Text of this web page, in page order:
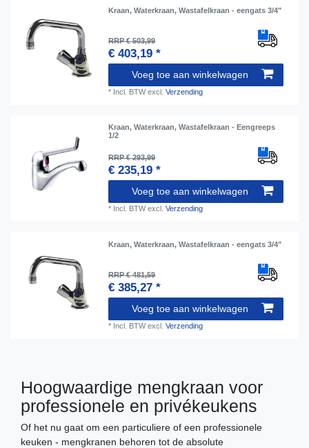
Kraan, Waterkraan, Wastafelkraan - eengats 3/4"
RRP € 503,99
€ 403,19 *
Voeg toe aan winkelwagen
* Incl. BTWexcl.Verzending
Kraan, Waterkraan, Wastafelkraan - Eengreeps
1/2
RRP € 293,99
€ 235,19 *
Voeg toe aan winkelwagen
* Incl. BTWexcl.Verzending
Kraan, Waterkraan, Wastafelkraan - eengats 3/4"
RRP € 481,59
€ 385,27 *
Voeg toe aan winkelwagen
* Incl. BTWexcl.Verzending
Hoogwaardige mengkraan voor
professionele en privékeukens
Of het nu gaat om een particuliere of een professionele
keuken - mengkranen behoren tot de absolute